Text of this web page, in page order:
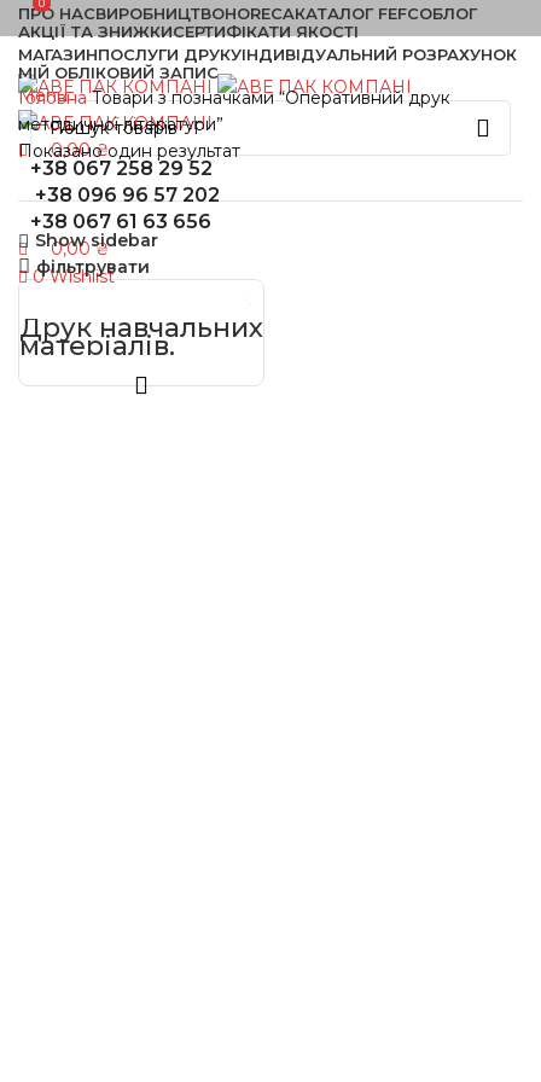
ПРО НАСВИРОБНИЦТВОHORECAКАТАЛОГ FEFCOБЛОГ
АКЦІЇ ТА ЗНИЖКИСЕРТИФІКАТИ ЯКОСТІ
МАГАЗИНПОСЛУГИ ДРУКУІНДИВІДУАЛЬНИЙ РОЗРАХУНОК
МІЙ ОБЛІКОВИЙ ЗАПИС
Menu
0
0,00₴
+38 067 258 29 52
+38 096 96 57 202
+38 067 61 63 656
0
0,00₴
0Wishlist
ГоловнаТовари з позначками “Оперативний друк
методичної літератури”
Показано один результат
Show sidebar
фільтрувати
Друк навчальних
матеріалів,
методичних
посібників